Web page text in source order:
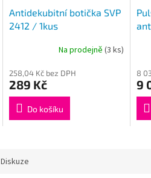
Antidekubitní botička SVP
2412 / 1kus
Na prodejně (3 ks)
258,04 Kč bez DPH
289 Kč
Do košíku
je
5,0
5
8
9
Diskuze